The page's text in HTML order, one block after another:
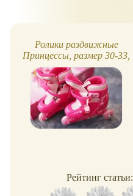
Ролики раздвижные
Принцессы, размер 30-33,
обзор
Рейтинг статьи: